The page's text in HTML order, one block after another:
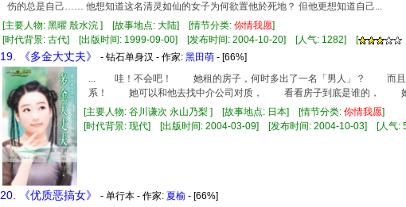
伤的总是自己…… 他想知道这名清灵如仙的女子为何欲置他於死地？ 但他更想知道自己...
[主要人物: 黑曜 殷水浣 ] [故事地点: 大陆] [情节分类: 你情我愿]
[时代背景: 古代] [出版时间: 1999-09-00] [发布时间: 2004-10-20] [人气: 1282] [
19. 《多金大丈夫》 - 钻石单身汉 - 作家: 黑田萌 - [66%]
... 哇！不会吧！ 她租的房子，何时多出了一名「男人」？ 而且
系！ 她可以和他去找中介公司对质， 看看房子到底是谁的， 她
[主要人物: 谷川谦次 永山乃梨 ] [故事地点: 日本] [情节分类: 你情我愿]
[时代背景: 现代] [出版时间: 2004-03-09] [发布时间: 2004-10-03] [人气
20. 《优质恶搞女》 - 单行本 - 作家: 夏榆 - [66%]